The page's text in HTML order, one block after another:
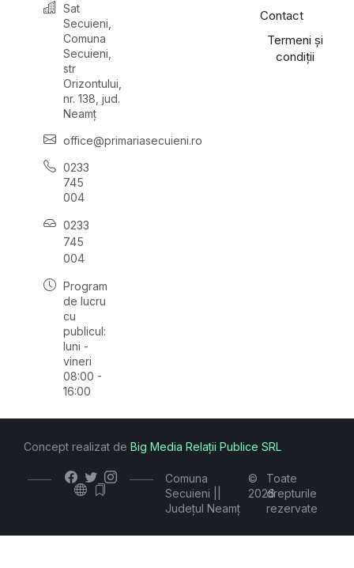
Sat
Secuieni,
Comuna
Secuieni,
str
Orizontului,
nr. 138, jud.
Neamț
office@primariasecuieni.ro
0233
745
004
0233
745
004
Program
de lucru
cu
publicul:
luni -
vineri
08:00 -
16:00
Contact
Termeni și
condiții
Comuna
Secuieni ||
Județul Neamț
©
2026
Toate
drepturile
rezervate
Concept realizat de Big Media Relații Publice SRL